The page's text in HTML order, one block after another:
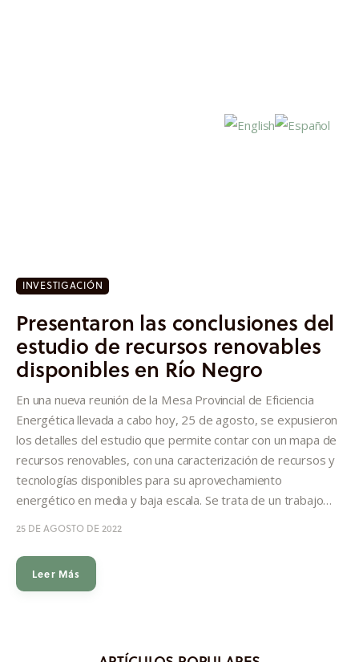
Investigación
Proyectos
Informes
Quiénes somos
INVESTIGACIÓN
Presentaron las conclusiones del
estudio de recursos renovables
disponibles en Río Negro
En una nueva reunión de la Mesa Provincial de Eficiencia
Energética llevada a cabo hoy, 25 de agosto, se expusieron
los detalles del estudio que permite contar con un mapa de
recursos renovables, con una caracterización de recursos y
tecnologías disponibles para su aprovechamiento
energético en media y baja escala. Se trata de un trabajo…
25 DE AGOSTO DE 2022
Leer Más